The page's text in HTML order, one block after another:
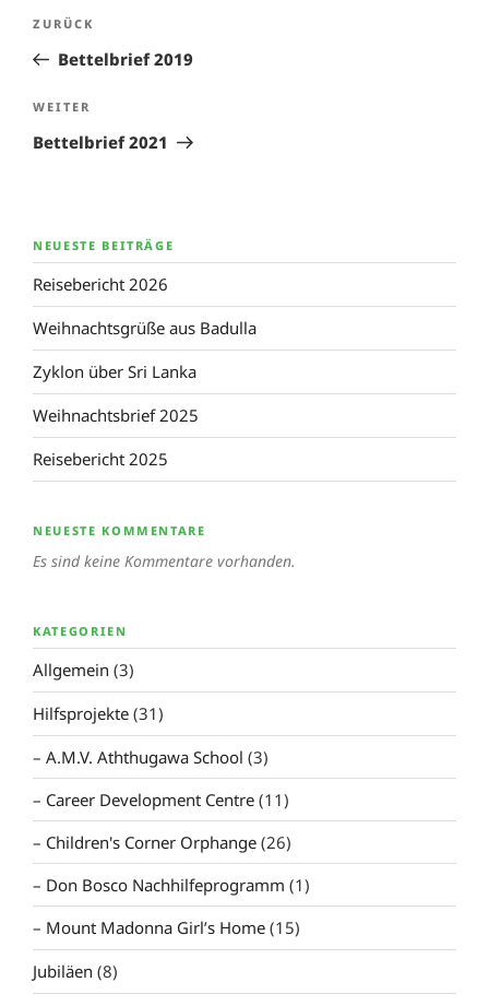
Beitragsnavigation
Vorheriger
Beitrag
ZURÜCK
Bettelbrief 2019
Nächster
Beitrag
WEITER
Bettelbrief 2021
NEUESTE BEITRÄGE
Reisebericht 2026
Weihnachtsgrüße aus Badulla
Zyklon über Sri Lanka
Weihnachtsbrief 2025
Reisebericht 2025
NEUESTE KOMMENTARE
Es sind keine Kommentare vorhanden.
KATEGORIEN
Allgemein (3)
Hilfsprojekte (31)
A.M.V. Aththugawa School (3)
Career Development Centre (11)
Children's Corner Orphange (26)
Don Bosco Nachhilfeprogramm (1)
Mount Madonna Girl’s Home (15)
Jubiläen (8)